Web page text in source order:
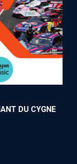
DU CYGNE